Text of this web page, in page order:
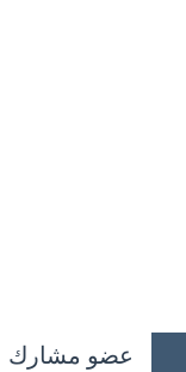
عضو مشارك